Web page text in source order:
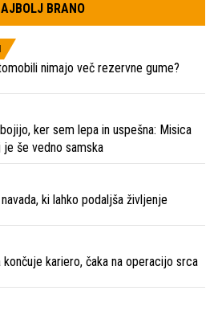
BRANO
nimajo več rezervne gume?
ker sem lepa in uspešna: Misica
je še vedno samska
ki lahko podaljša življenje
končuje kariero, čaka na operacijo srca